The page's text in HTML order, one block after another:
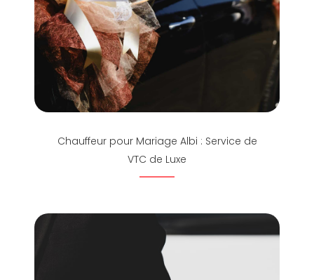
Chauffeur pour Mariage Albi : Service de
VTC de Luxe